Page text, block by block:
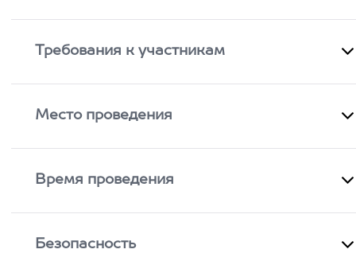
Требования к участникам
Место проведения
Время проведения
Безопасность